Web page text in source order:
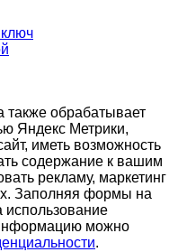
также обрабатывает
Яндекс Метрики,
иметь возможность
содержание к вашим
рекламу, маркетинг
Заполняя формы на
использование
можно
.